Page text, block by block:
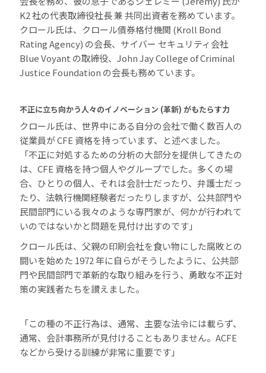
K2 社の代表取締役社長 兼 共同出資者を務めています。
クロール氏は、クロール債券格付機関 (Kroll Bond
Rating Agency) の会長、サイバー セキュリティ会社
Blue Voyant の取締役、John Jay College of Criminal
Justice Foundation の会長も務めています。
不正に立ち向かう人々のイノベーション (革新) がもたらす力
クロール氏は、世界中にある自分の会社で働く数百人の
従業員が CFE 資格を持っています、と述べました。
「不正に対処するための分析の大部分を提供してきたの
は、CFE 資格を持つ個人やグループでした。多くの場
合、ひとりの個人、それは会計士だったり、弁護士だっ
たり、法執行機関経験者だったりしますが、公共部門や
民間部門にいる我々のような専門家が、何かが行われて
いのではないかと問題を見付け出すのです」
クロール氏は、父親の印刷会社を食い物にした腐敗との
闘いを始めた 1972 年に自らがそうしたように、公共部
門や民間部門で革新的な取り組みを行う、勇敢な不正対
策の実践者たちを讃えました。
「この種の不正行為は、通常、主要な法令には載らず、
通常、会計事務所が見付けることもありません。ACFE
などから受ける訓練が非常に重要です」